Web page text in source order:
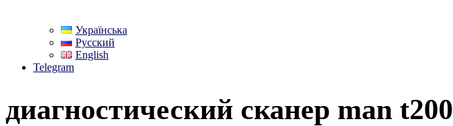
Українська
Русский
English
Telegram
диагностический сканер man t200